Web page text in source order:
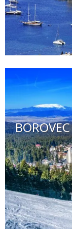
BOROVEC